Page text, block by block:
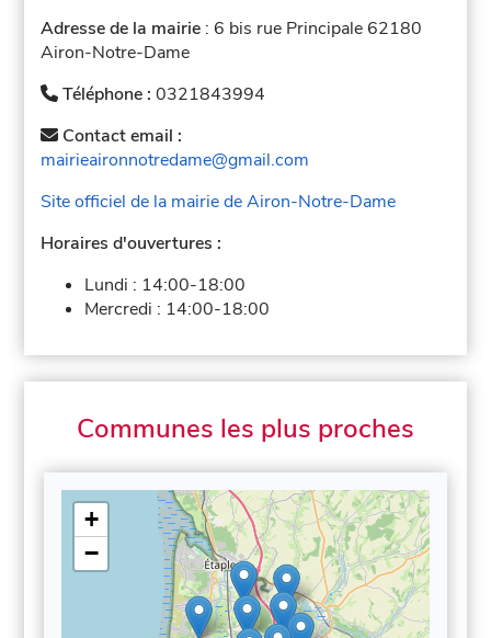
Adresse de la mairie : 6 bis rue Principale 62180
Airon-Notre-Dame
Téléphone :0321843994
Contact email :
mairieaironnotredame@gmail.com
Site officiel de la mairie de Airon-Notre-Dame
Horaires d'ouvertures :
Lundi : 14:00-18:00
Mercredi : 14:00-18:00
Communes les plus proches
+
−